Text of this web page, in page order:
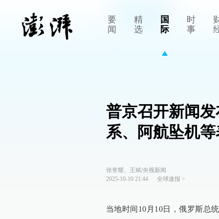
要
闻
精
选
国
际
时
事
普京召开新闻
系、阿航坠机
张誉耀、王斌/央视新闻
2025-10-10 21:44
全球速报 >
当地时间10月10日，俄罗斯总